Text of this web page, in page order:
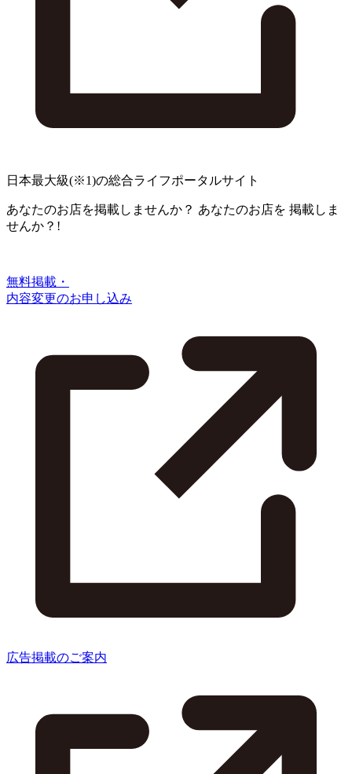
日本最大級(※1)の総合ライフポータルサイト
あなたのお店を掲載しませんか？ あなたのお店を 掲載しま
せんか？!
無料掲載・
内容変更のお申し込み
広告掲載のご案内